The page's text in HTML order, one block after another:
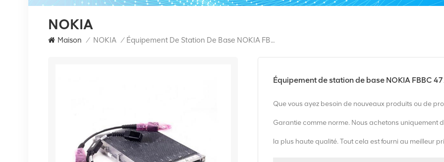
NOKIA
Maison / NOKIA / Équipement De Station De Base NOKIA FBBC 472797A.101
Équipement de station de base NOKIA FBBC
Que vous ayez besoin de nouveaux produits ou de
Garantie comme norme. Nous achetons uniquement
la plus haute qualité. Tout cela est fourni au meilleur